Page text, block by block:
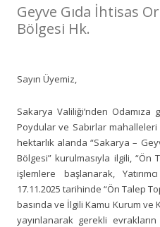
Geyve Gıda İhtisas
Bölgesi Hk.
Sayın Üyemiz,
Sakarya Valiliği’nden
Poydular ve Sabırlar mahalleleri
hektarlık alanda “Sakarya –
Bölgesi” kurulmasıyla ilgili,
işlemlere başlanarak,
17.11.2025 tarihinde “Ön Talep
basında ve İlgili Kamu Kurum ve
yayınlanarak gerekli